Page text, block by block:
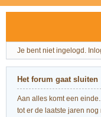
Je bent niet ingelogd.
Het forum gaat sluiten
Aan alles komt een
tot er de laatste jaren